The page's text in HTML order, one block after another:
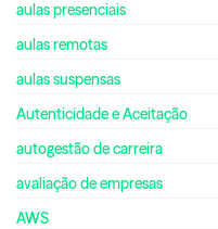
aulas presenciais
aulas remotas
aulas suspensas
Autenticidade e Aceitação
autogestão de carreira
avaliação de empresas
AWS